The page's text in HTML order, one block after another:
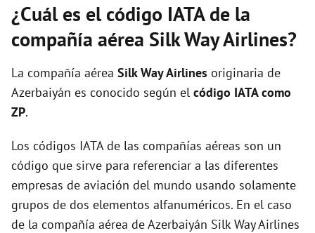
¿Cuál es el código IATA de la
compañía aérea Silk Way Airlines?
La compañía aérea Silk Way Airlines originaria de
Azerbaiyán es conocido según el código IATA como
ZP.
Los códigos IATA de las compañías aéreas son un
código que sirve para referenciar a las diferentes
empresas de aviación del mundo usando solamente
grupos de dos elementos alfanuméricos. En el caso
de la compañía aérea de Azerbaiyán Silk Way Airlines